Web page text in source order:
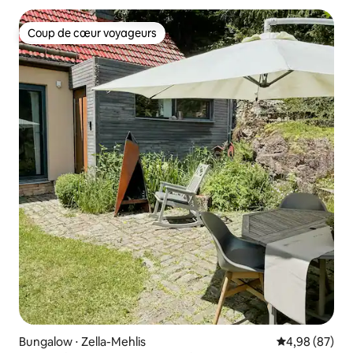
Coup de cœur voyageurs
Coup de cœur voyageurs
Bungalow ⋅ Zella-Mehlis Évaluation
4,98 (87)